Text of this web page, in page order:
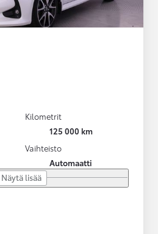
Kilometrit
125 000 km
Vaihteisto
Automaatti
Näytä lisää